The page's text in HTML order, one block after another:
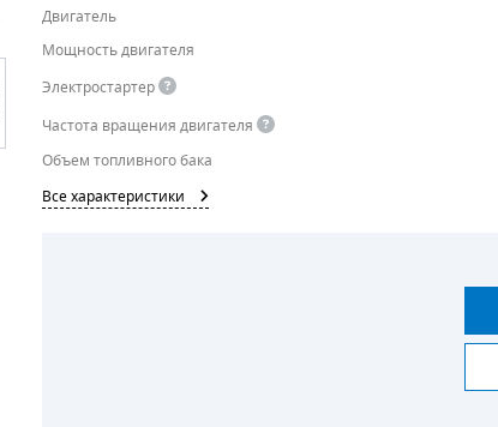
Двигатель
Мощность двигателя
Электростартер
Частота вращения двигателя
Объем топливного бака
Все характеристики